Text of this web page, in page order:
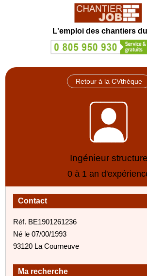
L'emploi des chantiers
Retour à la CVthèque
Ingénieur structure
0 à 1 an
Contact
Réf. BE1901261236
Né le 07/00/1993
93120 La Courneuve
Ma recherche